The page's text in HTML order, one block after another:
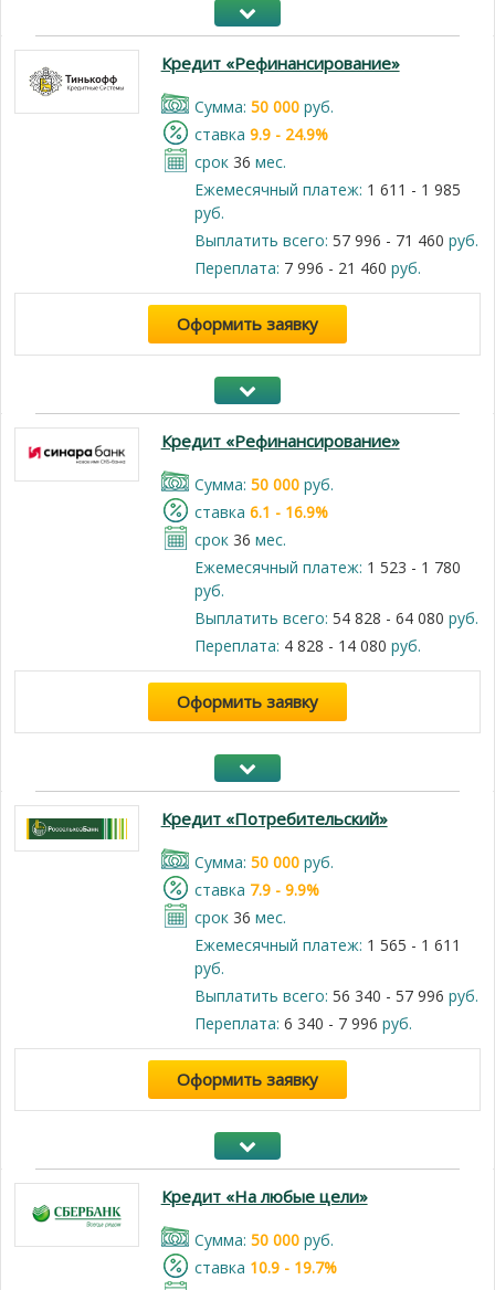
Кредит «Рефинансирование»
Cумма: 50 000руб.
cтавка 9.9 - 24.9%
срок 36 мес.
Ежемесячный платеж: 1 611 - 1 985
руб.
Выплатить всего: 57 996 - 71 460 руб.
Переплата: 7 996 - 21 460 руб.
Оформить заявку
Кредит «Рефинансирование»
Cумма: 50 000руб.
cтавка 6.1 - 16.9%
срок 36 мес.
Ежемесячный платеж: 1 523 - 1 780
руб.
Выплатить всего: 54 828 - 64 080 руб.
Переплата: 4 828 - 14 080 руб.
Оформить заявку
Кредит «Потребительский»
Cумма: 50 000руб.
cтавка 7.9 - 9.9%
срок 36 мес.
Ежемесячный платеж: 1 565 - 1 611
руб.
Выплатить всего: 56 340 - 57 996 руб.
Переплата: 6 340 - 7 996 руб.
Оформить заявку
Кредит «На любые цели»
Cумма: 50 000руб.
cтавка 10.9 - 19.7%